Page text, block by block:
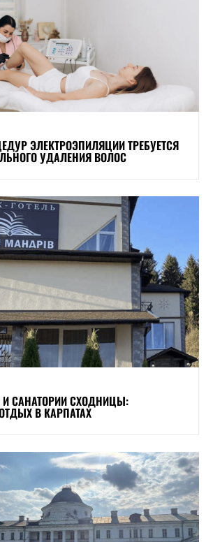
ЭЛЕКТРОЭПИЛЯЦИИ ТРЕБУЕТСЯ
УДАЛЕНИЯ ВОЛОС
САНАТОРИИ СХОДНИЦЫ:
В КАРПАТАХ